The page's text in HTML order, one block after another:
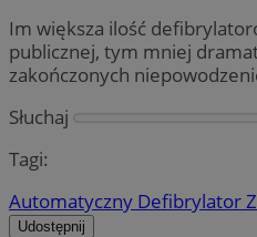
Im większa ilość
publicznej, tym mniej
zakończonych
Słuchaj
Tagi:
Automatyczny Defibrylator
Udostępnij